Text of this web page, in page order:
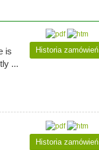
is
...
Historia zamówień
Historia zamówień